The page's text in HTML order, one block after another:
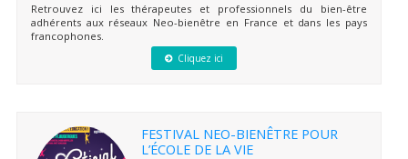
Retrouvez ici les thérapeutes et professionnels du bien-être
adhérents aux réseaux Neo-bienêtre en France et dans les pays
francophones.
Cliquez ici
FESTIVAL NEO-BIENÊTRE POUR
L’ÉCOLE DE LA VIE